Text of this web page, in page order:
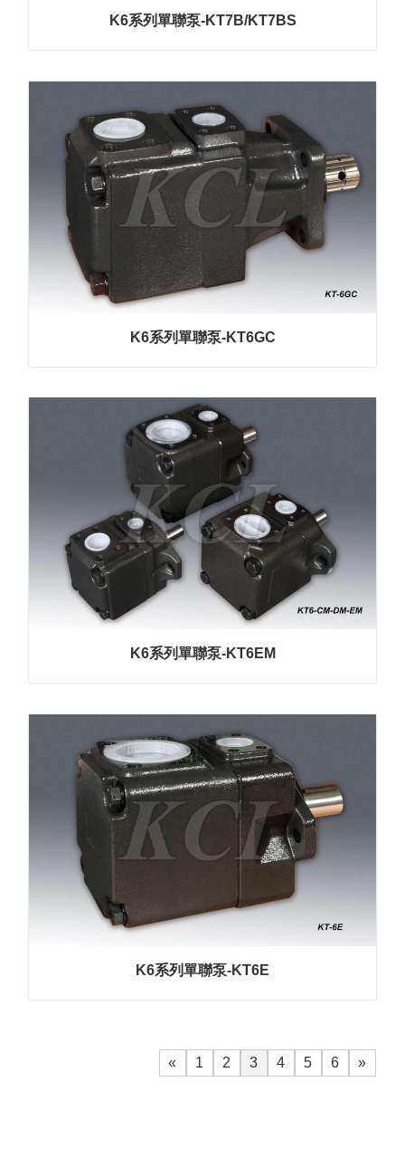
K6系列單聯泵-KT7B/KT7BS
K6系列單聯泵-KT6GC
K6系列單聯泵-KT6EM
K6系列單聯泵-KT6E
« 1 2 3 4 5 6 »